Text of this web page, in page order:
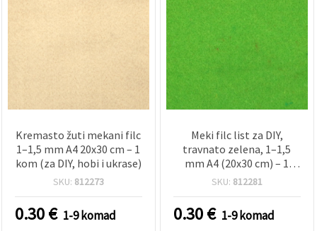
Kremasto žuti mekani filc
1–1,5 mm A4 20x30 cm – 1
kom (za DIY, hobi i ukrase)
SKU: 812273
0.30€ 1-9 komad
Meki filc list za DIY,
travnato zelena, 1–1,5
mm A4 (20x30 cm) – 1
kom
SKU: 812281
0.30€ 1-9 komad